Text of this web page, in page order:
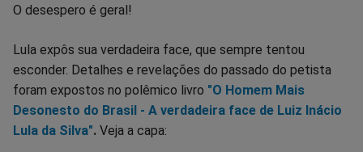
O desespero é geral!
Lula expôs sua verdadeira face, que sempre tentou
esconder. Detalhes e revelações do passado do petista
foram expostos no polêmico livro "O Homem Mais
Desonesto do Brasil - A verdadeira face de Luiz Inácio
Lula da Silva". Veja a capa: